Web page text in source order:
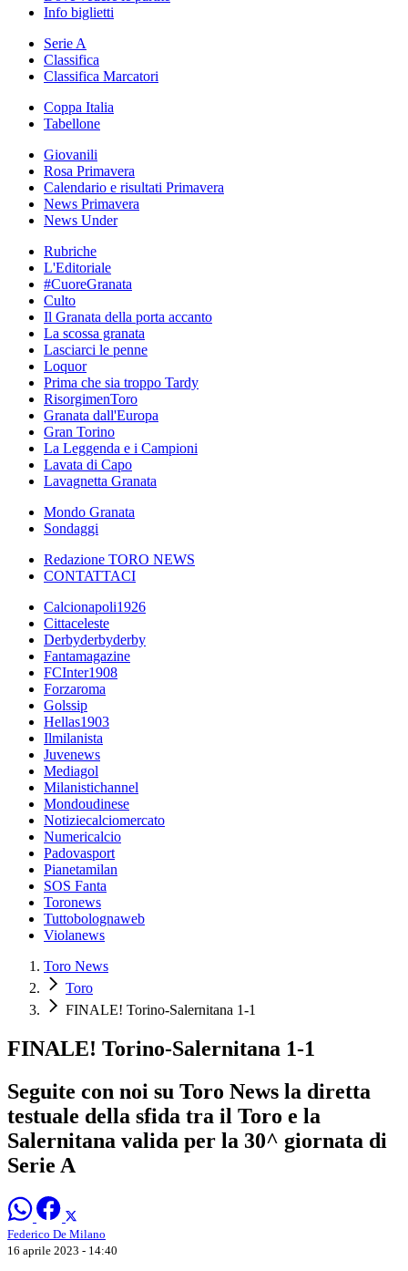
Info biglietti
Serie A
Classifica
Classifica Marcatori
Coppa Italia
Tabellone
Giovanili
Rosa Primavera
Calendario e risultati Primavera
News Primavera
News Under
Rubriche
L'Editoriale
#CuoreGranata
Culto
Il Granata della porta accanto
La scossa granata
Lasciarci le penne
Loquor
Prima che sia troppo Tardy
RisorgimenToro
Granata dall'Europa
Gran Torino
La Leggenda e i Campioni
Lavata di Capo
Lavagnetta Granata
Mondo Granata
Sondaggi
Redazione TORO NEWS
CONTATTACI
Calcionapoli1926
Cittaceleste
Derbyderbyderby
Fantamagazine
FCInter1908
Forzaroma
Golssip
Hellas1903
Ilmilanista
Juvenews
Mediagol
Milanistichannel
Mondoudinese
Notiziecalciomercato
Numericalcio
Padovasport
Pianetamilan
SOS Fanta
Toronews
Tuttobolognaweb
Violanews
Toro News
Toro
FINALE! Torino-Salernitana 1-1
FINALE! Torino-Salernitana 1-1
Seguite con noi su Toro News la diretta
testuale della sfida tra il Toro e la
Salernitana valida per la 30^ giornata di
Serie A
Federico De Milano
16 aprile 2023 - 14:40